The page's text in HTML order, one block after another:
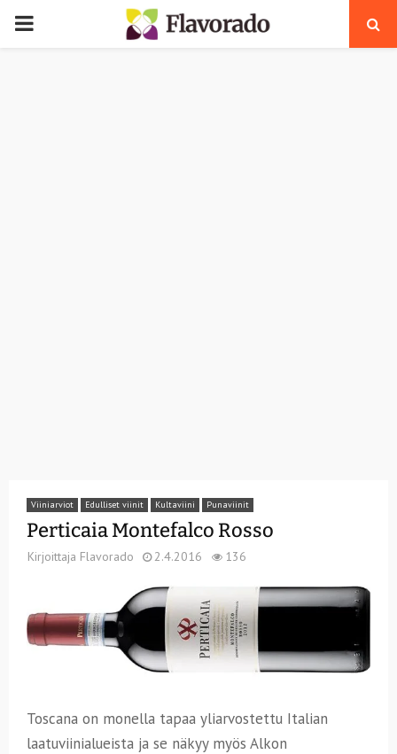
PRIMARY
Viiniarviot Edulliset viinit Kultaviini Punaviinit
Perticaia Montefalco Rosso
Kirjoittaja Flavorado 2.4.2016 136
Toscana on monella tapaa yliarvostettu Italian
laatuviinialueista ja se näkyy myös Alkon